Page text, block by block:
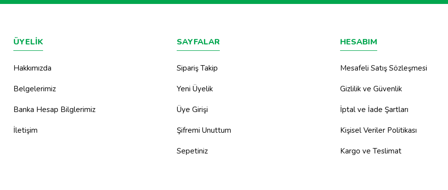
ÜYELİK
Hakkımızda
Belgelerimiz
Banka Hesap Bilglerimiz
İletişim
SAYFALAR
Sipariş Takip
Yeni Üyelik
Üye Girişi
Şifremi Unuttum
Sepetiniz
HESABIM
Mesafeli Satış Sözleşmesi
Gizlilik ve Güvenlik
İptal ve İade Şartları
Kişisel Veriler Politikası
Kargo ve Teslimat